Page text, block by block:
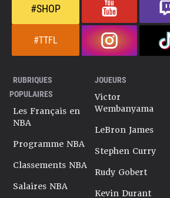
#SHOP
#TTFL
RUBRIQUES
POPULAIRES
Les Français en
NBA
Programme NBA
Classements NBA
Salaires NBA
JOUEURS
Victor
Wembanyama
LeBron James
Stephen Curry
Rudy Gobert
Kevin Durant